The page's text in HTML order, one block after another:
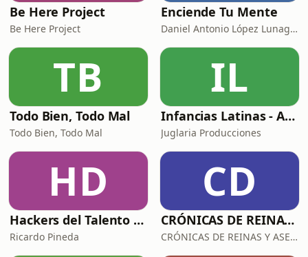
Be Here Project
Be Here Project
Enciende Tu Mente
Daniel Antonio López Lunagómez
TB
Todo Bien, Todo Mal
Todo Bien, Todo Mal
IL
Infancias Latinas - Arriba Chamacos
Juglaria Producciones
HD
Hackers del Talento con Ricardo Pineda
Ricardo Pineda
CD
CRÓNICAS DE REINAS Y ASESINAS
CRÓNICAS DE REINAS Y ASESINAS